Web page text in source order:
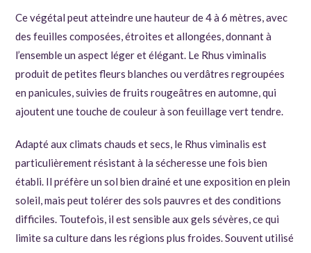
Ce végétal peut atteindre une hauteur de 4 à 6 mètres, avec
des feuilles composées, étroites et allongées, donnant à
l’ensemble un aspect léger et élégant. Le Rhus viminalis
produit de petites fleurs blanches ou verdâtres regroupées
en panicules, suivies de fruits rougeâtres en automne, qui
ajoutent une touche de couleur à son feuillage vert tendre.
Adapté aux climats chauds et secs, le Rhus viminalis est
particulièrement résistant à la sécheresse une fois bien
établi. Il préfère un sol bien drainé et une exposition en plein
soleil, mais peut tolérer des sols pauvres et des conditions
difficiles. Toutefois, il est sensible aux gels sévères, ce qui
limite sa culture dans les régions plus froides. Souvent utilisé